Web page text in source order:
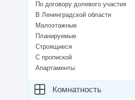
По договору долевого участия
В Ленинградской области
Малоэтажные
Планируемые
Строящиеся
С пропиской
Апартаменты
Комнатность